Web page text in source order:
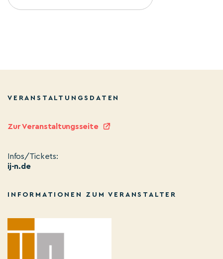
VERANSTALTUNGSDATEN
Zur Veranstaltungsseite
Infos/Tickets:
ij-n.de
INFORMATIONEN ZUM VERANSTALTER